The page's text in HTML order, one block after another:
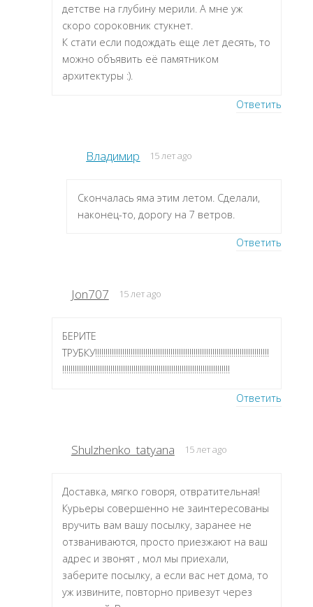
детстве на глубину мерили. А мне уж
скоро сороковник стукнет.
К стати если подождать еще лет десять, то
можно объявить её памятником
архитектуры :).
Ответить
Владимир 15 лет ago
Скончалась яма этим летом. Сделали,
наконец-то, дорогу на 7 ветров.
Ответить
Jon707 15 лет ago
БЕРИТЕ
ТРУБКУ!!!!!!!!!!!!!!!!!!!!!!!!!!!!!!!!!!!!!!!!!!!!!!!!!!!!!!!!!!!!!!!!!!!!!!!!!!!!!!!!!!!
!!!!!!!!!!!!!!!!!!!!!!!!!!!!!!!!!!!!!!!!!!!!!!!!!!!!!!!!!!!!!!!!!!!!!!!!!!!!!!!!
Ответить
Shulzhenko_tatyana 15 лет ago
Доставка, мягко говоря, отвратительная!
Курьеры совершенно не заинтересованы
вручить вам вашу посылку, заранее не
отзваниваются, просто приезжают на ваш
адрес и звонят , мол мы приехали,
заберите посылку, а если вас нет дома, то
уж извините, повторно привезут через